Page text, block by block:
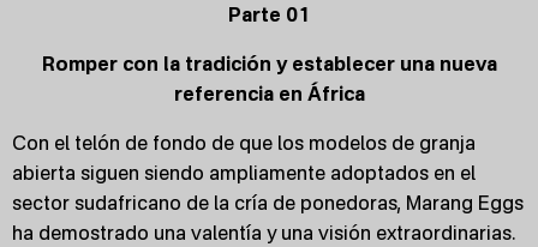
Parte 01
Romper con la tradición y establecer una nueva
referencia en África
Con el telón de fondo de que los modelos de granja
abierta siguen siendo ampliamente adoptados en el
sector sudafricano de la cría de ponedoras, Marang Eggs
ha demostrado una valentía y una visión extraordinarias.